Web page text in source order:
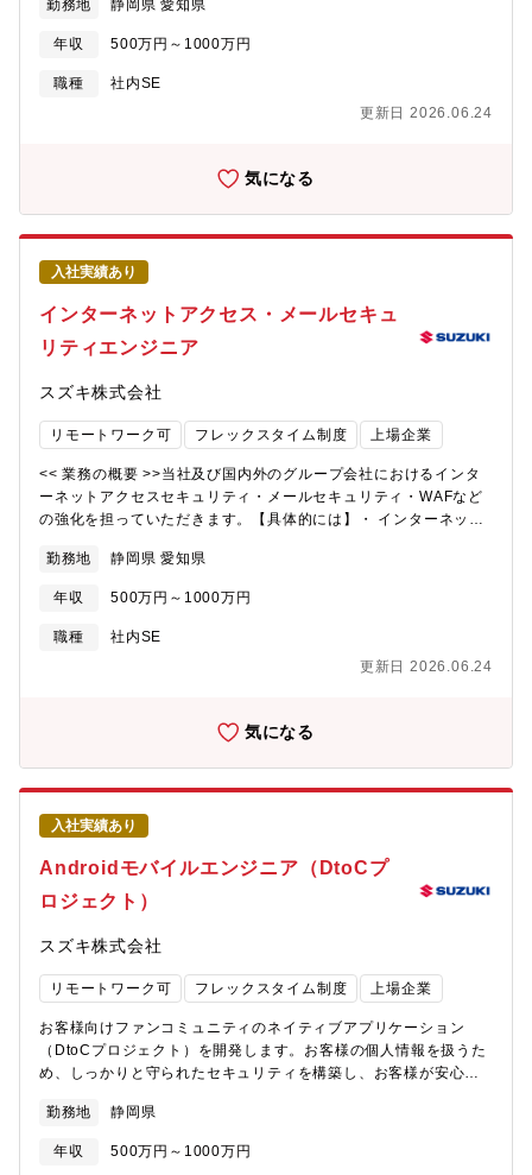
境】 基本は浜松駅北オフィス勤務ですが、希望により、海外駐在
やりがい >>こうあったらいいなを主体的にチャレンジし実現でき
る会社です。国内外グループ全体のセキュリティに貢献すること
方・Antivirus製品やEDR製品の導入や運用の経験・その他エンド
迎します≪必須資格≫・普通自動車運転免許証・高専卒以上≪求
方、ご応募お待ちしています！
善<< 採用背景 >>昨今、サイバー攻撃により社内システムに障害
が発生し、生産停止や事業継続に影響が出る会社が増えており、
当社や関連会社におけるセキュリティ対策強化が喫緊の課題とな
っています。<< 部門のミッション、ビジョン >>グローバルに展
ー脅威に対し、セキュリティ戦略を推進しています。社内及び国
し、 国内外グループ会社のメンバーと共にグループのセキュリ
ティ強化を進めています。<< 配属部署 >>・配属される部門名
称： IT本部 IT基盤部 IT基盤部の中でサイバーセキュリティを
担当するチームに配属予定です。 20代・30代の若いメンバーが
多く、協力しながら熱心に仕事に取り組んでいます。 関係がフ
ラットでコミュニケーションがしやすく、キャリア採用の方でも
すぐに活躍ができる職場で、困ったことがあればすぐに上長や課
員に伝えられます。・配属拠点：浜松駅北オフィス・フレックス
適用：有・就業時間：フレキシブルタイム 6:30～22:00（標準労
です。毎日出社する人から週1程度の人まで様々です。<< 入社後
の教育体制 >>OJTで業務の立ち上がりをサポートします。各自の
ご経験や状況に応じて、社内外の研修に受講いただくことも可能
育：役職者研修、部門別研修 等・自己研鑽プログラム：英会話
やプログラミング、その他業務で必要な知識、ビジネススキルな
ど受講できるものなど多数あります。<< キャリアプラン >>【役
職】係長、将来的に管理職へとキャリアアップすることができま
くことが可能で、セキュリティエンジニアとして幅広く経験を積
が、希望により、海外駐在にもチャレンジすることができます。
<< スズキならではの仕事のやりがい >>こうあったらいいなを主
勤務地 静岡県 愛知県
年収 500万円～1000万円
職種
社内SE
更新日 2026.06.24
気になる
入社実績あり
インターネットアクセス・メールセキュ
リティエンジニア
スズキ株式会社
リモートワーク可 フレックスタイム制度 上場企業
<< 業務の概要 >>当社及び国内外のグループ会社におけるインタ
ーネットアクセスセキュリティ・メールセキュリティ・WAFなど
の強化を担っていただきます。【具体的には】・ インターネット
IPS・DLP・CASB等の導入・運用・強化・ メールセキュリティ
の導入・運用・強化・ WAFの企画・導入・運用<< 採用背景 >>昨
今、サイバー攻撃により社内システムに障害が発生し、生産停止
や事業継続に影響が出る会社が増えており、当社や関連会社にお
のミッション、ビジョン >>グローバルに展開する事業活動を支え
リティ戦略を推進しています。社内及び国内外グループ会社のセ
キュリティ対策のプロジェクトを主導し、 国内外グループ会社
のメンバーと共にグループのセキュリティ強化を進めています。
<< 配属部署 >>・配属される部門名称： IT本部 IT基盤部 IT基
盤部の中でサイバーセキュリティを担当するチームに配属予定で
す。 20代・30代の若いメンバーが多く、協力しながら熱心に仕
事に取り組んでいます。 関係がフラットでコミュニケーション
がしやすく、キャリア採用の方でもすぐに活躍ができる職場で、
困ったことがあればすぐに上長や課員に伝えられます。・配属拠
シブルタイム 6:30～22:00（標準労働時間 8時間）・在宅勤務利
用状況：個人の裁量により利用可能です。毎日出社する人から週1
程度の人まで様々です。<< 入社後の教育体制 >>OJTで業務の立
外の研修に受講いただくことも可能です。社内には以下のような
研修・教育があります。・全社教育：役職者研修、部門別研修
等・自己研鑽プログラム：英会話やプログラミング、その他業務
で必要な知識、ビジネススキルなど受講できるものなど多数あり
キャリアアップすることができます。【キャリアプラン】各種セ
勤務地 静岡県 愛知県
年収 500万円～1000万円
職種
社内SE
更新日 2026.06.24
気になる
入社実績あり
Androidモバイルエンジニア（DtoCプ
ロジェクト）
スズキ株式会社
リモートワーク可 フレックスタイム制度 上場企業
お客様向けファンコミュニティのネイティブアプリケーション
（DtoCプロジェクト）を開発します。お客様の個人情報を扱うた
め、しっかりと守られたセキュリティを構築し、お客様が安心し
らう基盤を構築します。<< 具体的には >>・お客様向けのデジタ
ルコンテンツ（アプリ、ECサイト）のセキュリティ・インフラ構
築・若手エンジニアへのコーチング・横断的なチームで協力し、
勤務地 静岡県
年収 500万円～1000万円